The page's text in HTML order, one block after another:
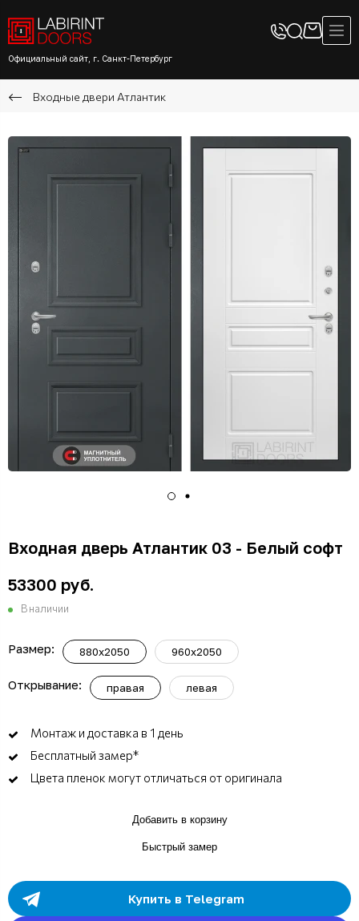
Официальный сайт, г. Санкт-Петербург
Входные двери Атлантик
Входная дверь Атлантик 03 - Белый софт
53300 руб.
В наличии
Размер: 880x2050 960x2050
Открывание: правая левая
Монтаж и доставка в 1 день
Бесплатный замер*
Цвета пленок могут отличаться от оригинала
Добавить в корзину
Быстрый замер
Купить в Telegram